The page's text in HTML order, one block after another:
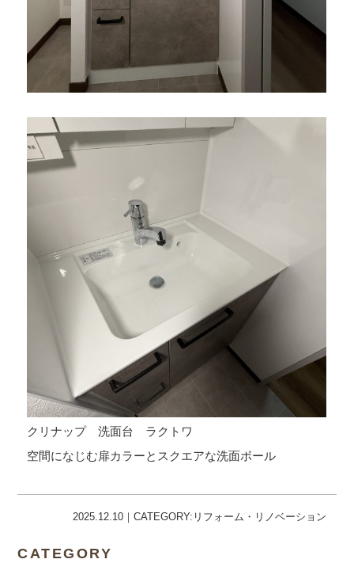
クリナップ 洗面台 ラクトワ
空間になじむ扉カラーとスクエアな洗面ボール
2025.12.10｜CATEGORY:リフォーム・リノベーション
CATEGORY